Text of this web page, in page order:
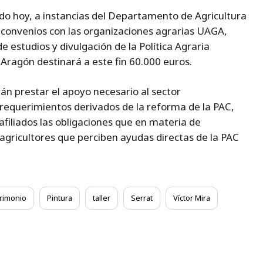
hoy, a instancias del Departamento de Agricultura
con las organizaciones agrarias UAGA,
estudios y divulgación de la Política Agraria
destinará a este fin 60.000 euros.
prestar el apoyo necesario al sector
derivados de la reforma de la PAC,
las obligaciones que en materia de
que perciben ayudas directas de la PAC
Pintura taller Serrat Víctor Mira